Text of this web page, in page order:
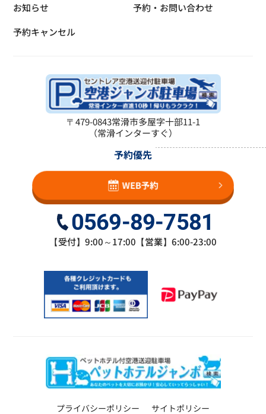
お知らせ
予約・お問い合わせ
予約キャンセル
〒479-0843常滑市多屋字十部11-1
（常滑インターすぐ）
予約優先
WEB予約
0569-89-7581
【受付】9:00～17:00【営業】6:00-23:00
プライバシーポリシー サイトポリシー